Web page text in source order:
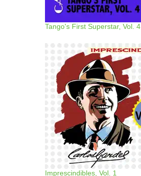
Tango's First Superstar, Vol. 4
Imprescindibles, Vol. 1